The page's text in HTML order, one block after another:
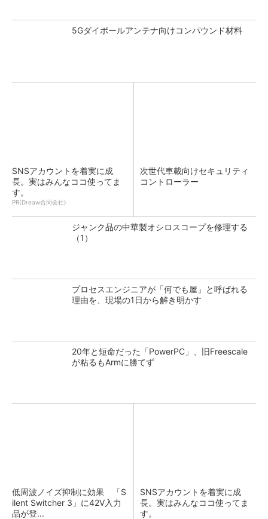
5Gダイポールアンテナ向けコンパウンド材料
SNSアカウントを着実に成
長。実はみんなココ使ってま
す。
PR(Dreaw合同会社)
次世代車載向けセキュリティ
コントローラー
ジャンク品の中華製オシロスコープを修理する
（1）
プロセスエンジニアが「何でも屋」と呼ばれる
理由を、現場の1日から解き明かす
20年と短命だった「PowerPC」、旧Freescale
が粘るもArmに勝てず
低周波ノイズ抑制に効果 「S
ilent Switcher 3」に42V入力
品が登...
SNSアカウントを着実に成
長。実はみんなココ使ってま
す。